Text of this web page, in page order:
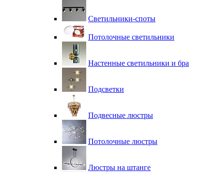
Светильники-споты
Потолочные светильники
Настенные светильники и бра
Подсветки
Подвесные люстры
Потолочные люстры
Люстры на штанге